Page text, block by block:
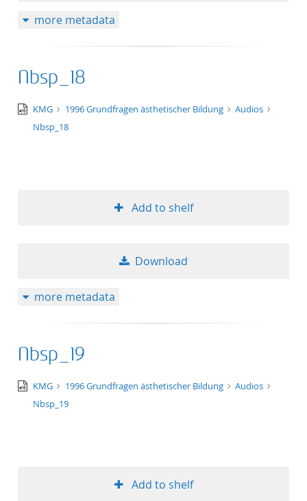
more metadata
Nbsp_18
audio/x-
wav
KMG 1996 Grundfragen ästhetischer Bildung
Audios
Nbsp_18
Add to shelf
Download
more metadata
Nbsp_19
audio/x-
wav
KMG 1996 Grundfragen ästhetischer Bildung
Audios
Nbsp_19
Add to shelf